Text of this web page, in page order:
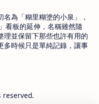
為「糊里糊塗的小泉」，
看板的延伸，名稱雖然隨
理並保留下那些也許有用的
多時候只是單純記錄，讓事
reserved.